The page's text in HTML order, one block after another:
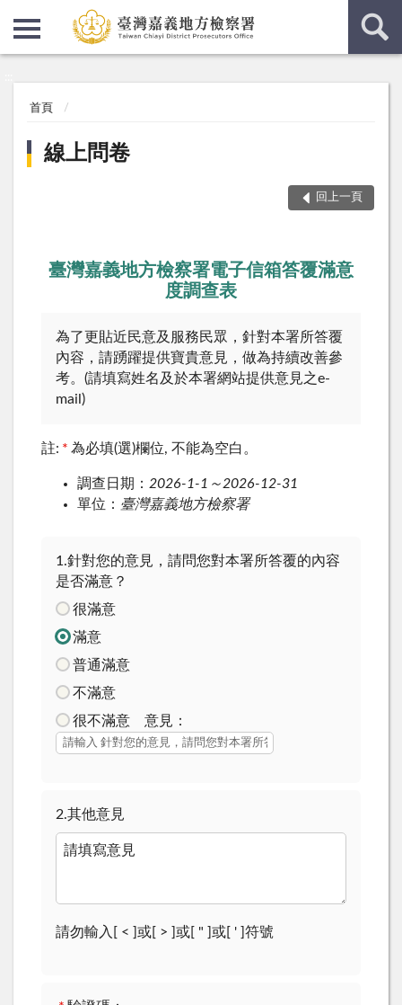
首頁
線上問卷
回上一頁
臺灣嘉義地方檢察署電子信箱答覆滿意
度調查表
為了更貼近民意及服務民眾，針對本署所答覆
內容，請踴躍提供寶貴意見，做為持續改善參
考。(請填寫姓名及於本署網站提供意見之e-
mail)
註: * 為必填(選)欄位, 不能為空白。
調查日期： 2026-1-1～2026-12-31
單位： 臺灣嘉義地方檢察署
1.針對您的意見，請問您對本署所答覆的內容
是否滿意？
很滿意
滿意
普通滿意
不滿意
很不滿意 意見：
2.其他意見
請勿輸入[ < ]或[ > ]或[ " ]或[ ' ]符號